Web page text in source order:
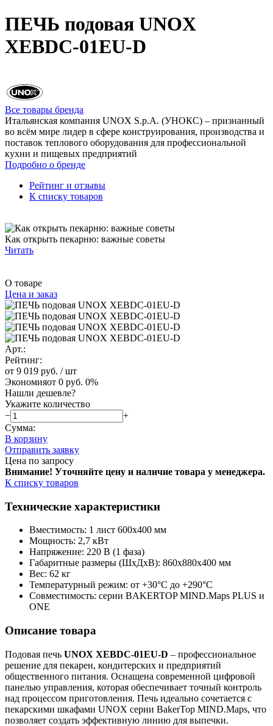
ПЕЧЬ подовая UNOX
XEBDC-01EU-D
Все товары бренда
Итальянская компания UNOX S.p.A. (УНОКС) – признанный
во всём мире лидер в сфере конструирования, производства и
поставок теплового оборудования для профессиональной
кухни и пищевых предприятий
Подробно о бренде
Рейтинг и отзывы
К списку товаров
Как открыть пекарню: важные советы
Читать
О товаре
Цена и заказ
Арт.:
Рейтинг:
от 9 019 руб. / шт
Экономияот 0 руб. 0%
Нашли дешевле?
Укажите количество
−
+
Сумма:
В корзину
Отправить заявку
Цена по запросу
Внимание! Уточняйте цену и наличие товара у менеджера.
К списку товаров
Технические характеристики
Вместимость: 1 лист 600x400 мм
Мощность: 2,7 кВт
Напряжение: 220 В (1 фаза)
Габаритные размеры (ШхДхВ): 860x880x400 мм
Вес: 62 кг
Температурный режим: от +30°C до +290°C
Совместимость: серии BAKERTOP MIND.Maps PLUS и
ONE
Описание товара
Подовая печь UNOX XEBDC-01EU-D – профессиональное
решение для пекарен, кондитерских и предприятий
общественного питания. Оснащена современной цифровой
панелью управления, которая обеспечивает точный контроль
над процессом приготовления. Печь идеально сочетается с
пекарскими шкафами UNOX серии BakerTop MIND.Maps, что
позволяет создать эффективную линию для выпечки.